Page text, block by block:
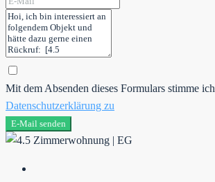
Mit dem Absenden dieses Formulars stimme ich
Datenschutzerklärung zu
E-Mail senden